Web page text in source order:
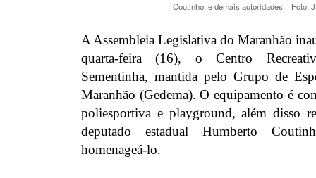
Coutinho, e demais autoridades Foto:
A Assembleia Legislativa do Maranhão
quarta-feira (16), o Centro
Sementinha, mantida pelo Grupo de
Maranhão (Gedema). O equipamento é
poliesportiva e playground, além disso
deputado estadual Humberto
homenageá-lo.